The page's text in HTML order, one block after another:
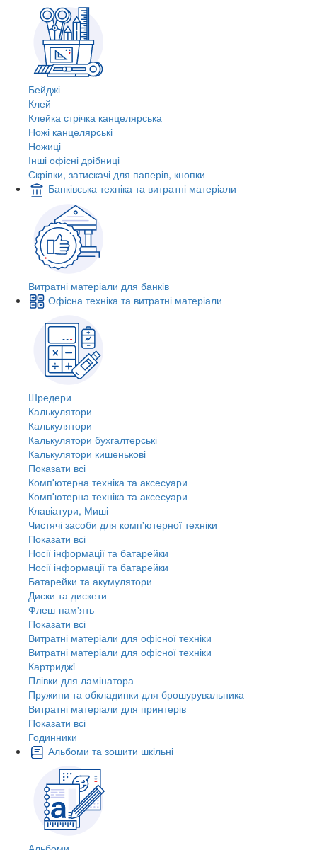
Бейджі
Клей
Клейка стрічка канцелярська
Ножі канцелярські
Ножиці
Інші офісні дрібниці
Скріпки, затискачі для паперів, кнопки
Банківська техніка та витратні матеріали
Витратні матеріали для банків
Офісна техніка та витратні матеріали
Шредери
Калькулятори
Калькулятори
Калькулятори бухгалтерські
Калькулятори кишенькові
Показати всі
Комп'ютерна техніка та аксесуари
Комп'ютерна техніка та аксесуари
Клавіатури, Миші
Чистячі засоби для комп'ютерної техніки
Показати всі
Носії інформації та батарейки
Носії інформації та батарейки
Батарейки та акумулятори
Диски та дискети
Флеш-пам'ять
Показати всі
Витратні матеріали для офісної техніки
Витратні матеріали для офісної техніки
Картриджi
Плівки для ламінатора
Пружини та обкладинки для брошурувальника
Витратні матеріали для принтерів
Показати всі
Годинники
Альбоми та зошити шкільні